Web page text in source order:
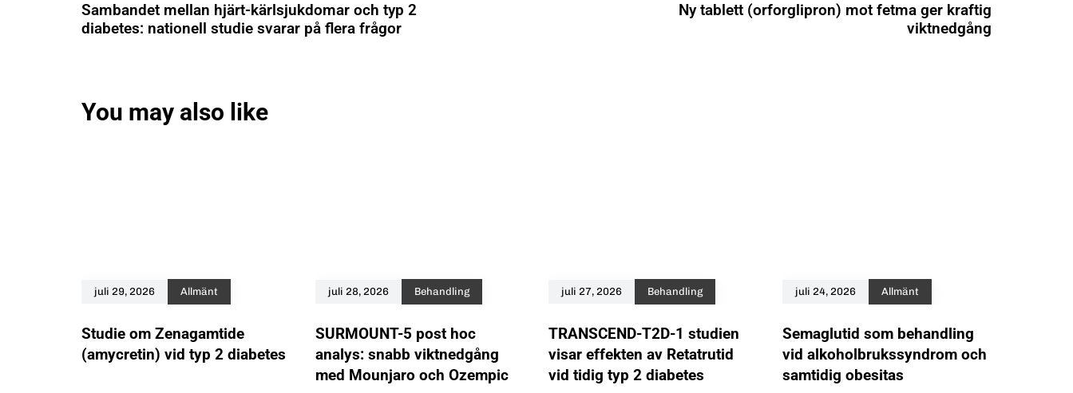
Sambandet mellan hjärt-kärlsjukdomar och typ 2
diabetes: nationell studie svarar på flera frågor
Ny tablett (orforglipron) mot fetma ger kraftig
viktnedgång
You may also like
juli 29, 2026 Allmänt
Studie om Zenagamtide
(amycretin) vid typ 2 diabetes
juli 28, 2026 Behandling
SURMOUNT-5 post hoc
analys: snabb viktnedgång
med Mounjaro och Ozempic
juli 27, 2026 Behandling
TRANSCEND-T2D-1 studien
visar effekten av Retatrutid
vid tidig typ 2 diabetes
juli 24, 2026 Allmänt
Semaglutid som behandling
vid alkoholbrukssyndrom och
samtidig obesitas